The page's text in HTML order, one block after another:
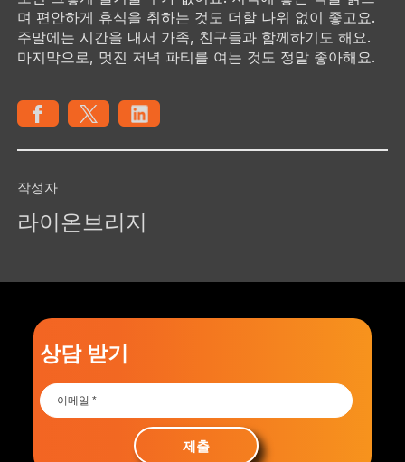
며 편안하게 휴식을 취하는 것도 더할 나위 없이 좋고요.
주말에는 시간을 내서 가족, 친구들과 함께하기도 해요.
마지막으로, 멋진 저녁 파티를 여는 것도 정말 좋아해요.
작성자
라이온브리지
상담 받기
제출